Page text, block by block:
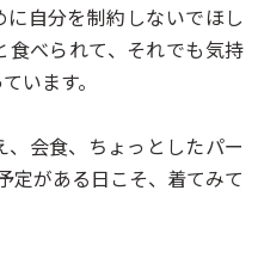
自分を制約しないでほし
食べられて、それでも気持
います。
会食、ちょっとしたパー
定がある日こそ、着てみて